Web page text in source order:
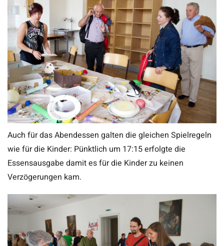
Auch für das Abendessen galten die gleichen Spielregeln
wie für die Kinder: Pünktlich um 17:15 erfolgte die
Essensausgabe damit es für die Kinder zu keinen
Verzögerungen kam.